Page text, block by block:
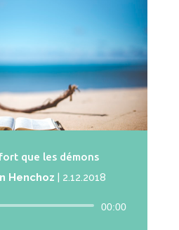
que les démons
Henchoz | 2.12.2018
Lecteur
00:00